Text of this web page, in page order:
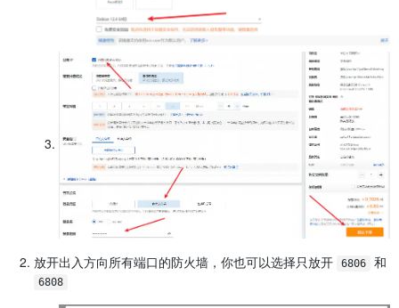
放开出入方向所有端口的防火墙，你也可以选择只放开 6806 和
6808